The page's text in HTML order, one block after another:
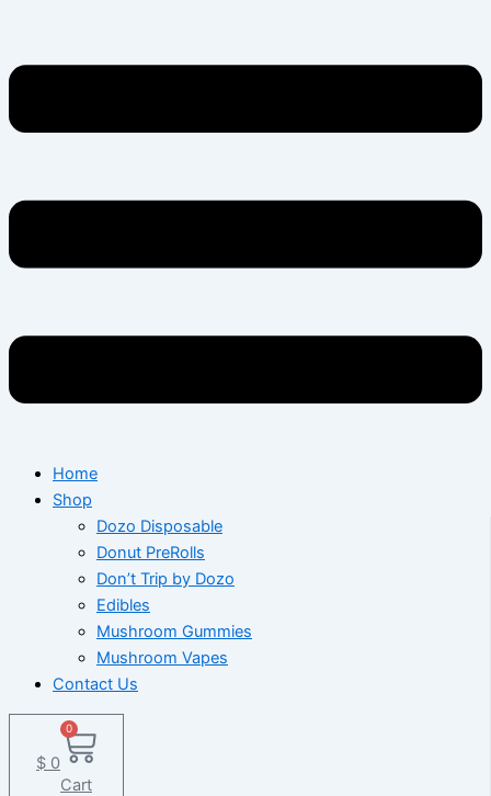
Home
Shop
Dozo Disposable
Donut PreRolls
Don’t Trip by Dozo
Edibles
Mushroom Gummies
Mushroom Vapes
Contact Us
$ 0
0
Cart